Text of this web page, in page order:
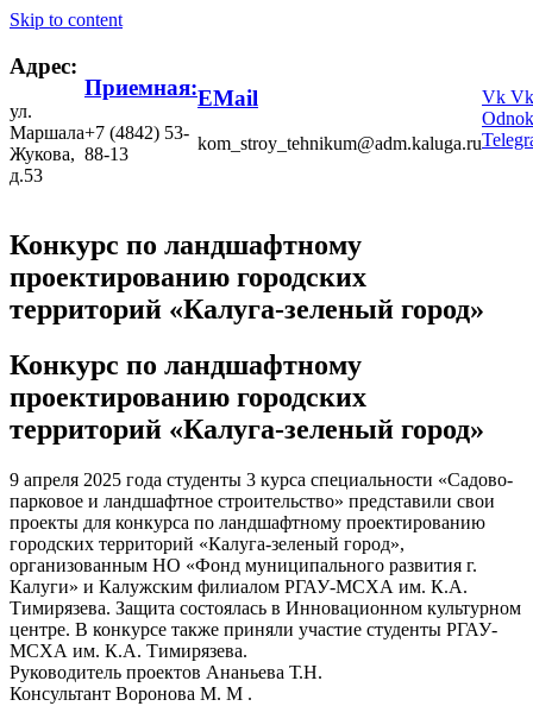
Skip to content
Адрес:
ул.
Маршала
Жукова,
д.53
Приемная:
+7 (4842) 53-
88-13
EMail
kom_stroy_tehnikum@adm.kaluga.ru
Vk Vk
Конкурс по ландшафтному
проектированию городских
территорий «Калуга-зеленый город»
Конкурс по ландшафтному
проектированию городских
территорий «Калуга-зеленый город»
9 апреля 2025 года студенты 3 курса специальности «Садово-
парковое и ландшафтное строительство» представили свои
проекты для конкурса по ландшафтному проектированию
городских территорий «Калуга-зеленый город»,
организованным НО «Фонд муниципального развития г.
Калуги» и Калужским филиалом РГАУ-МСХА им. К.А.
Тимирязева. Защита состоялась в Инновационном культурном
центре. В конкурсе также приняли участие студенты РГАУ-
МСХА им. К.А. Тимирязева.
Руководитель проектов Ананьева Т.Н.
Консультант Воронова М. М .